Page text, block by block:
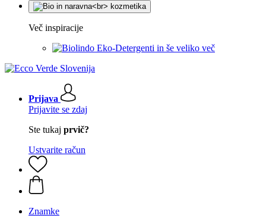
Več inspiracije
Eko-Detergenti in še veliko več
Prijava
Prijavite se zdaj
Ste tukaj prvič?
Ustvarite račun
Znamke